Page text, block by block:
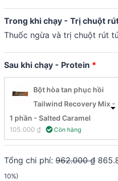
Trong khi chạy - Trị chuột
Thuốc ngừa và trị chuột rút
Sau khi chạy - Protein
Bột hòa tan phục hồi
Tailwind Recovery Mix -
1 phần - Salted Caramel
105.000 ₫ Còn hàng
Tổng chi phí: 962.000₫
10%)